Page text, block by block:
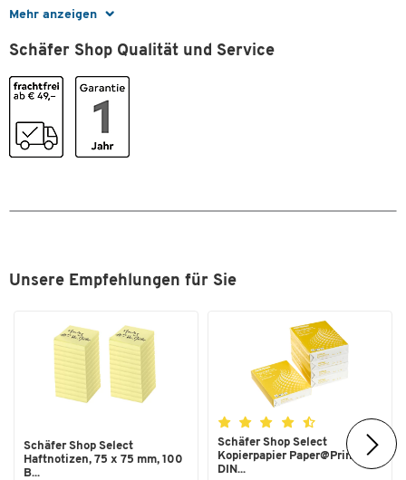
Mehr anzeigen
Schäfer Shop Qualität und Service
Unsere Empfehlungen für Sie
Schäfer Shop Select
Haftnotizen, 75 x 75 mm, 100
B...
Schäfer Shop Select
Kopierpapier Paper@Print,
DIN...